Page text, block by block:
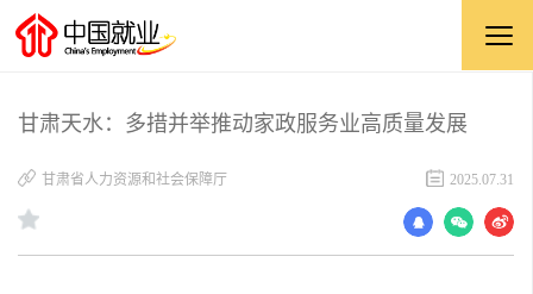
甘肃天水：多措并举推动家政服务业高质量发展
甘肃省人力资源和社会保障厅 2025.07.31